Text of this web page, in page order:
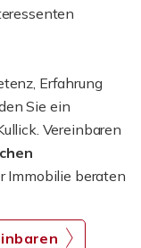
Erfahrung
Sie ein
Vereinbaren
Immobilie beraten